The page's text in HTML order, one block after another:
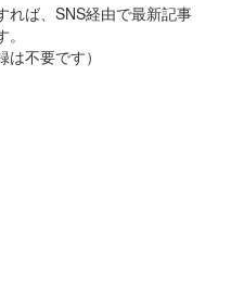
れば、SNS経由で最新記事
は不要です）